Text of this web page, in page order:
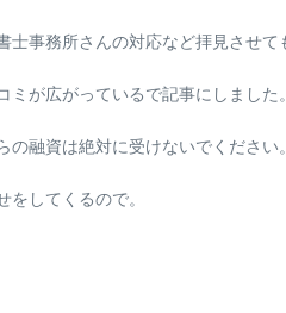
士事務所さんの対応など拝見させて
が広がっているで記事にしました。
融資は絶対に受けないでください。
してくるので。